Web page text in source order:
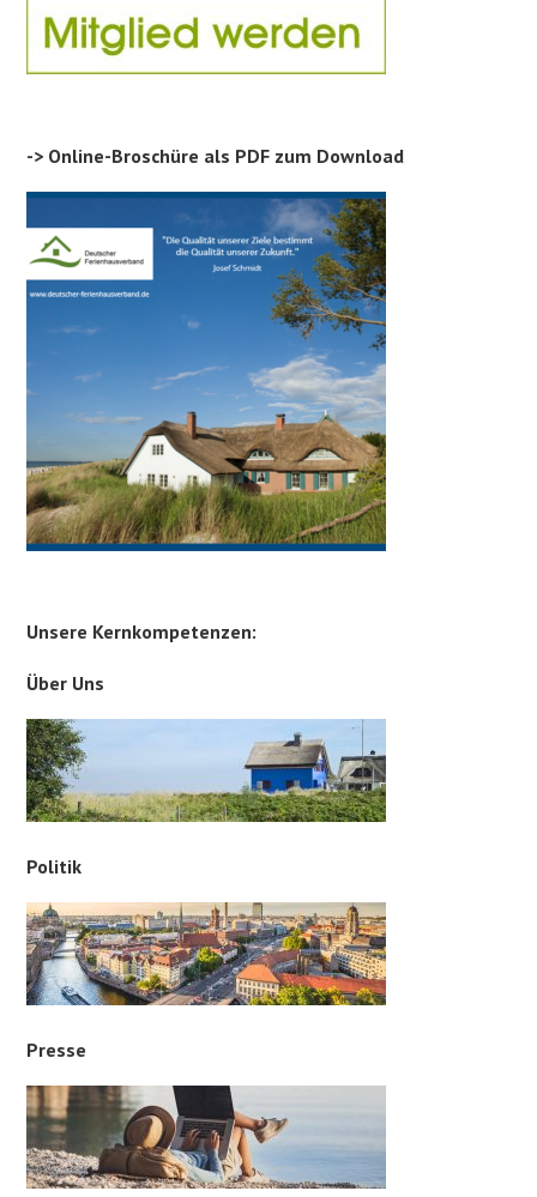
-> Online-Broschüre als PDF zum Download
Unsere Kernkompetenzen:
Über Uns
Politik
Presse